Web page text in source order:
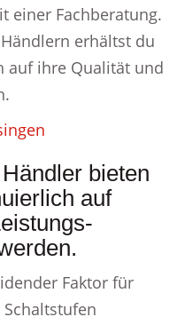
einer Fachberatung.
erhältst du
auf ihre Qualität und
bieten
auf
Faktor für